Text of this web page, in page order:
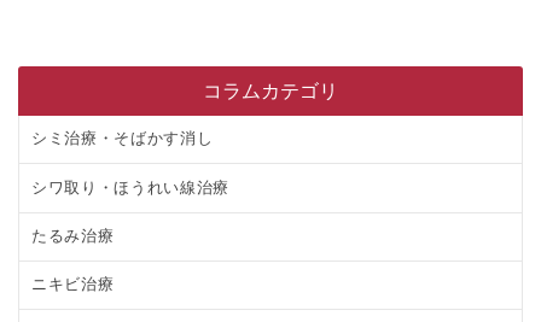
コラムカテゴリ
シミ治療・そばかす消し
シワ取り・ほうれい線治療
たるみ治療
ニキビ治療